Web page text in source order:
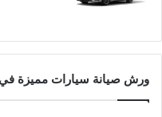
ورش صيانة سيارات مميزة